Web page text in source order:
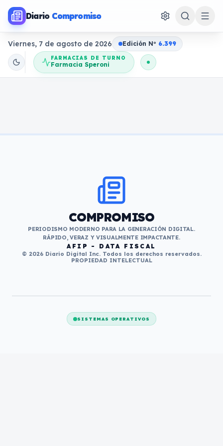
Diario Compromiso
Viernes, 7 de agosto de 2026 Edición No 6.399
FARMACIAS DE TURNO
Farmacia Speroni
COMPROMISO
PERIODISMO MODERNO PARA LA GENERACIÓN DIGITAL.
RÁPIDO, VERAZ Y VISUALMENTE IMPACTANTE.
AFIP - DATA FISCAL
© 2026 Diario Digital Inc. Todos los derechos reservados.
PROPIEDAD INTELECTUAL
SISTEMAS OPERATIVOS